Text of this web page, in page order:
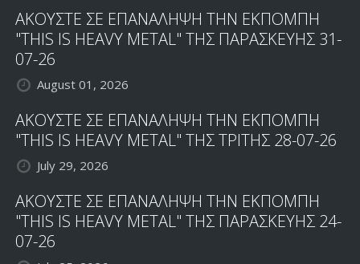
ΑΚΟΥΣΤΕ ΣΕ ΕΠΑΝΑΛΗΨΗ ΤΗΝ ΕΚΠΟΜΠΗ
"THIS IS HEAVY METAL" ΤΗΣ ΠΑΡΑΣΚΕΥΗΣ 31-
07-26
August 01, 2026
ΑΚΟΥΣΤΕ ΣΕ ΕΠΑΝΑΛΗΨΗ ΤΗΝ ΕΚΠΟΜΠΗ
"THIS IS HEAVY METAL" ΤΗΣ ΤΡΙΤΗΣ 28-07-26
July 29, 2026
ΑΚΟΥΣΤΕ ΣΕ ΕΠΑΝΑΛΗΨΗ ΤΗΝ ΕΚΠΟΜΠΗ
"THIS IS HEAVY METAL" ΤΗΣ ΠΑΡΑΣΚΕΥΗΣ 24-
07-26